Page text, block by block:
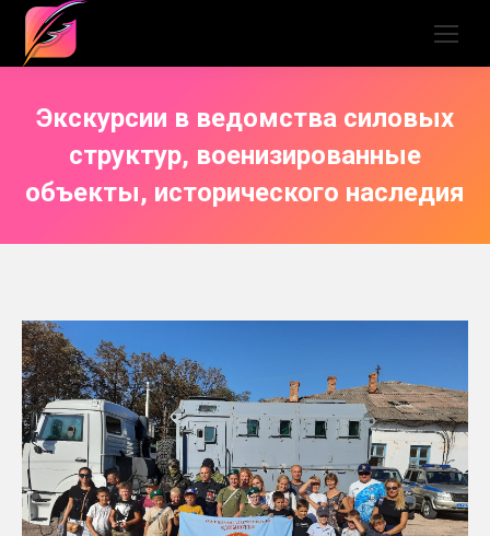
Экскурсии в ведомства силовых
структур, военизированные
объекты, исторического наследия